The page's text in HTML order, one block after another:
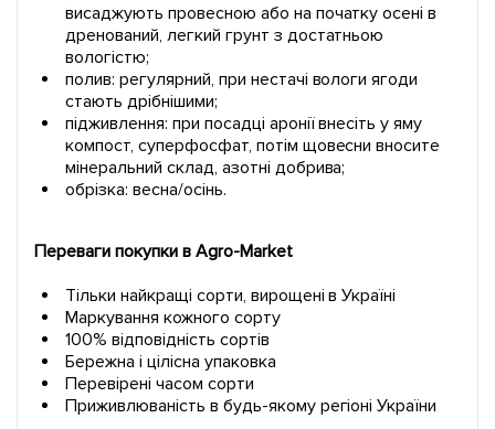
висаджують провесною або на початку осені в
дренований, легкий грунт з достатньою
вологістю;
полив: регулярний, при нестачі вологи ягоди
стають дрібнішими;
підживлення: при посадці аронії внесіть у яму
компост, суперфосфат, потім щовесни вносите
мінеральний склад, азотні добрива;
обрізка: весна/осінь.
Переваги покупки в Agro-Market
Тільки найкращі сорти, вирощені в Україні
Маркування кожного сорту
100% відповідність сортів
Бережна і цілісна упаковка
Перевірені часом сорти
Приживлюваність в будь-якому регіоні України